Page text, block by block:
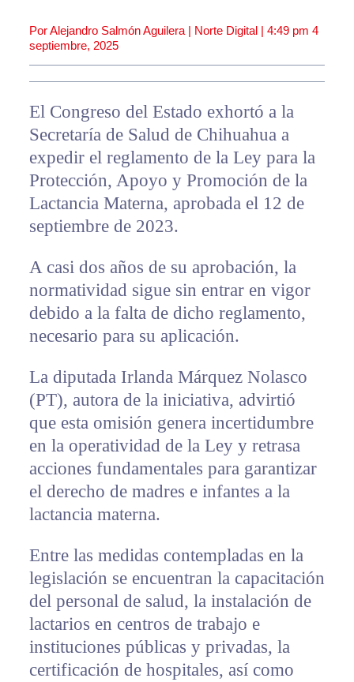
Por Alejandro Salmón Aguilera | Norte Digital | 4:49 pm 4
septiembre, 2025
El Congreso del Estado exhortó a la
Secretaría de Salud de Chihuahua a
expedir el reglamento de la Ley para la
Protección, Apoyo y Promoción de la
Lactancia Materna, aprobada el 12 de
septiembre de 2023.
A casi dos años de su aprobación, la
normatividad sigue sin entrar en vigor
debido a la falta de dicho reglamento,
necesario para su aplicación.
La diputada Irlanda Márquez Nolasco
(PT), autora de la iniciativa, advirtió
que esta omisión genera incertidumbre
en la operatividad de la Ley y retrasa
acciones fundamentales para garantizar
el derecho de madres e infantes a la
lactancia materna.
Entre las medidas contempladas en la
legislación se encuentran la capacitación
del personal de salud, la instalación de
lactarios en centros de trabajo e
instituciones públicas y privadas, la
certificación de hospitales, así como